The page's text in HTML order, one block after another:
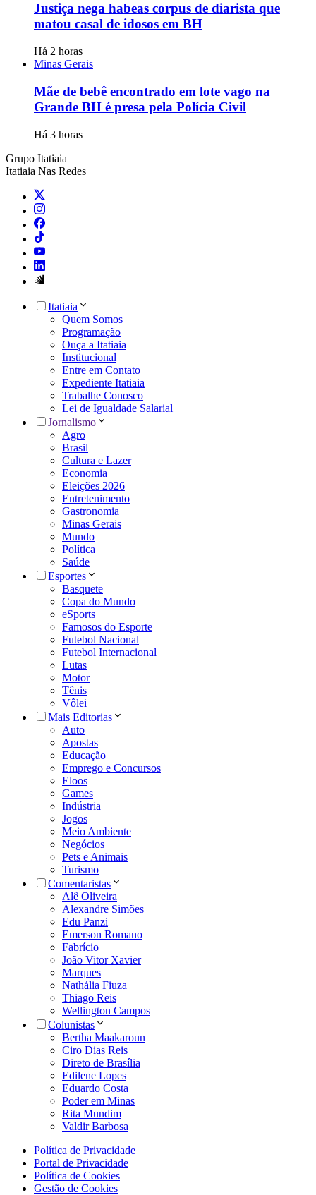
Justiça nega habeas corpus de diarista que
matou casal de idosos em BH
Há 2 horas
Minas Gerais
Mãe de bebê encontrado em lote vago na
Grande BH é presa pela Polícia Civil
Há 3 horas
Grupo Itatiaia
Itatiaia Nas Redes
Itatiaia
Quem Somos
Programação
Ouça a Itatiaia
Institucional
Entre em Contato
Expediente Itatiaia
Trabalhe Conosco
Lei de Igualdade Salarial
Jornalismo
Agro
Brasil
Cultura e Lazer
Economia
Eleições 2026
Entretenimento
Gastronomia
Minas Gerais
Mundo
Política
Saúde
Esportes
Basquete
Copa do Mundo
eSports
Famosos do Esporte
Futebol Nacional
Futebol Internacional
Lutas
Motor
Tênis
Vôlei
Mais Editorias
Auto
Apostas
Educação
Emprego e Concursos
Eloos
Games
Indústria
Jogos
Meio Ambiente
Negócios
Pets e Animais
Turismo
Comentaristas
Alê Oliveira
Alexandre Simões
Edu Panzi
Emerson Romano
Fabrício
João Vitor Xavier
Marques
Nathália Fiuza
Thiago Reis
Wellington Campos
Colunistas
Bertha Maakaroun
Ciro Dias Reis
Direto de Brasília
Edilene Lopes
Eduardo Costa
Poder em Minas
Rita Mundim
Valdir Barbosa
Política de Privacidade
Portal de Privacidade
Política de Cookies
Gestão de Cookies